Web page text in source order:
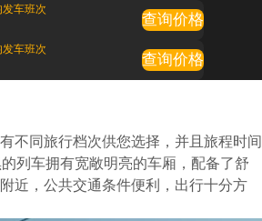
发车班次
查询价格
发车班次
查询价格
不同旅行档次供您选择，并且旅程时间
列车拥有宽敞明亮的车厢，配备了舒
近，公共交通条件便利，出行十分方